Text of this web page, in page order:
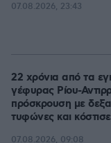
07.08.2026, 23:43
22 χρόνια από τα
γέφυρας Ρίου-
πρόσκρουση με
τυφώνες και
07.08.2026, 09:08